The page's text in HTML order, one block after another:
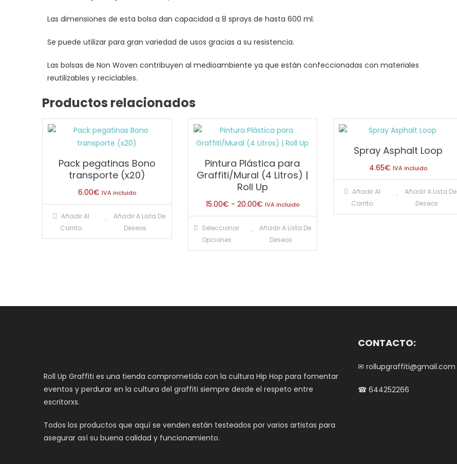
Las dimensiones de esta bolsa dan capacidad a 8 sprays de hasta 600 ml.
Se puede utilizar para gran variedad de usos gracias a su resistencia.
Las bolsas de Non Woven contribuyen al medioambiente ya que están confeccionadas con materiales
reutilizables y reciclables.
Productos relacionados
Pack pegatinas Bono
transporte (x20)
6.00€ IVA incluido
Añadir Al
Carrito
Añadir A Lista De
Deseos
Pintura Plástica para
Graffiti/Mural (4 Litros) |
Roll Up
15.00€ - 20.00€Rango
de
precios:
desde
IVA incluido
Seleccionar
Opciones
tiene
página
de
Añadir A Lista De
Deseos
Spray Asphalt Loop
4.65€ IVA incluido
Añadir Al
Carrito
Añadir A Lista De
Deseos
Roll Up Graffiti es una tienda comprometida con la cultura Hip Hop para fomentar
eventos y perdurar en la cultura del graffiti siempre desde el respeto entre
escritorxs.
Todos los productos que aquí se venden están testeados por varios artistas para
asegurar así su buena calidad y funcionamiento.
CONTACTO:
✉ rollupgraffiti@gmail.com
☎ 644252266